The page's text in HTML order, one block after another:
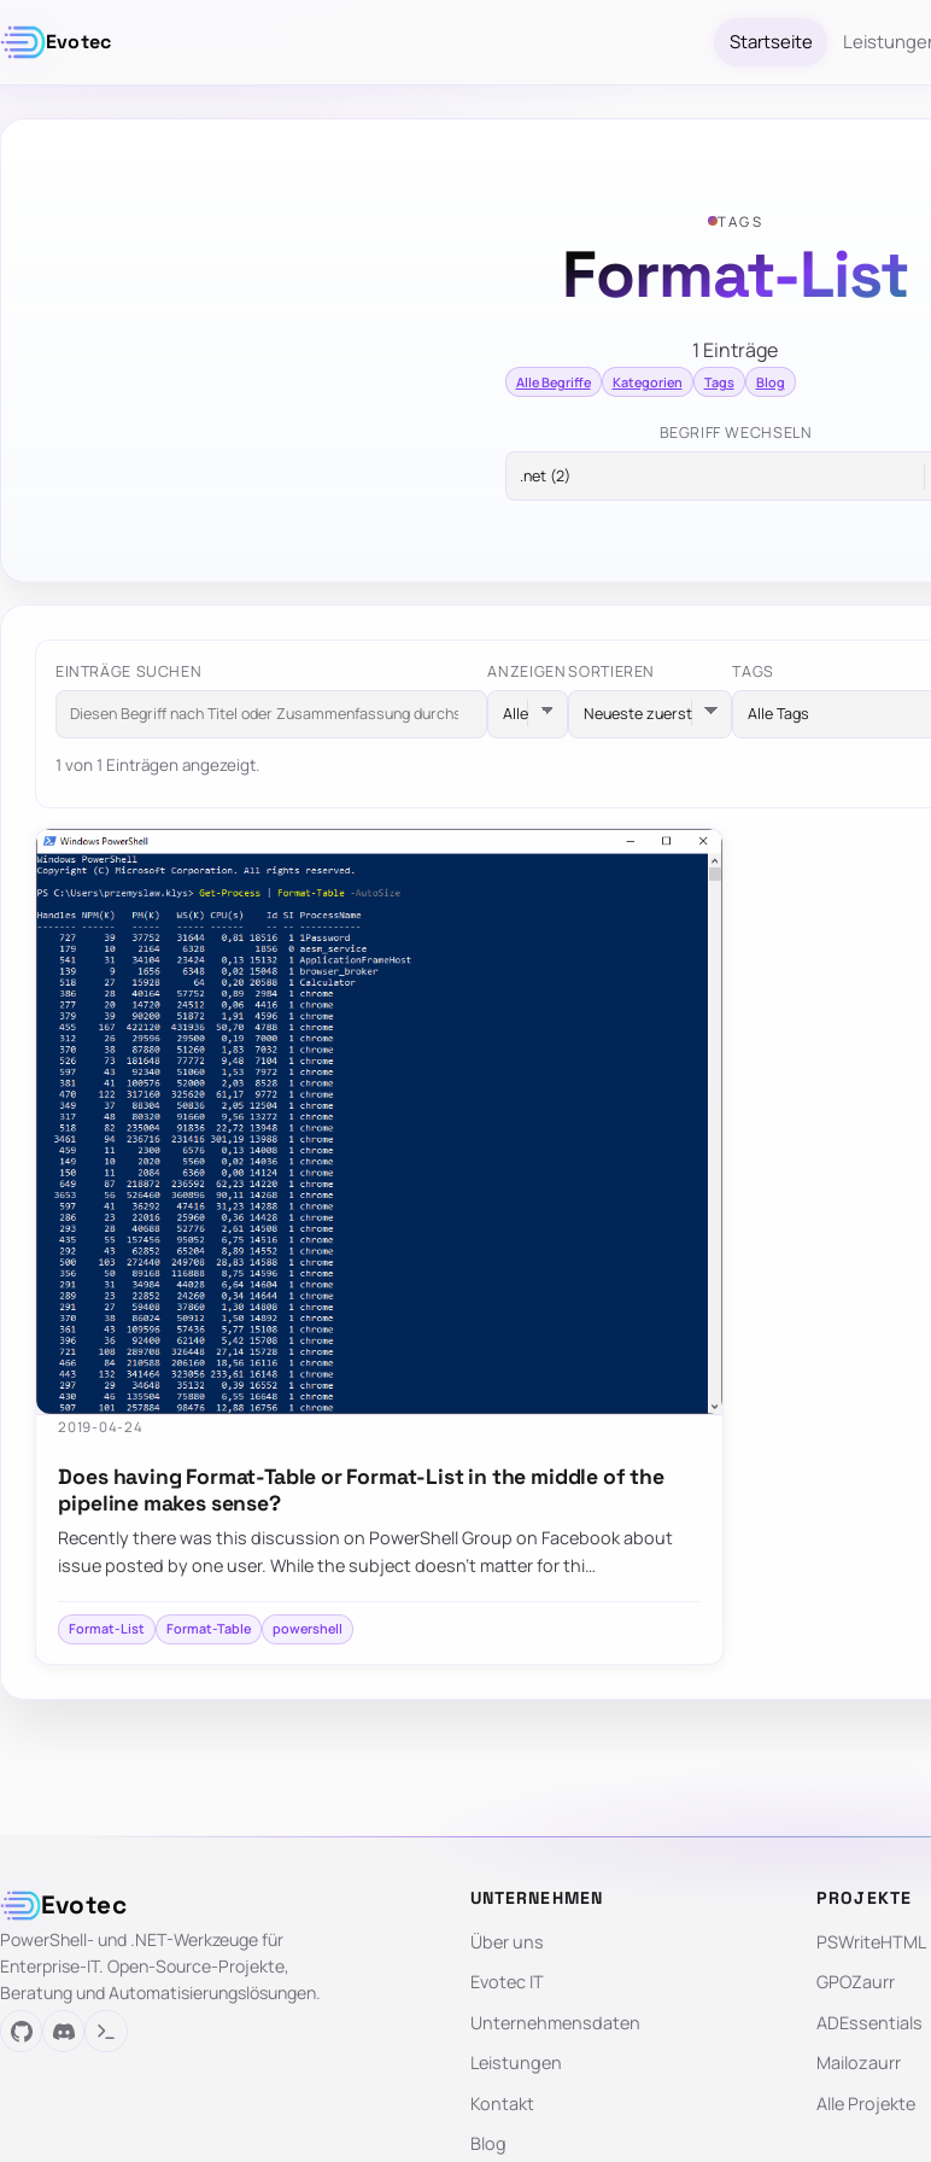
Evotec Startseite
TAGS
Format-List
1 Einträge
Alle Begriffe Kategorien Tags Blog
BEGRIFF WECHSELN
EINTRÄGE SUCHEN ANZEIGEN SORTIEREN TAGS
Alle Tags
1 von 1 Einträgen angezeigt.
2019-04-24
Does having Format-Table or Format-List in the middle of the
pipeline makes sense?
Recently there was this discussion on PowerShell Group on Facebook about
issue posted by one user. While the subject doesn’t matter for thi…
Format-List Format-Table powershell
Evotec
PowerShell- und .NET-Werkzeuge für
Enterprise-IT. Open-Source-Projekte,
Beratung und Automatisierungslösungen.
UNTERNEHMEN
Über uns
Evotec IT
Unternehmensdaten
Leistungen
Kontakt
Blog
PROJEKTE
PSWriteHTML
GPOZaurr
ADEssentials
Mailozaurr
Alle Projekte